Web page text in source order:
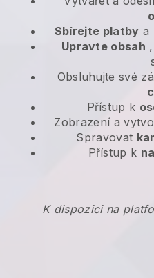
Sbírejte platby a
Upravte obsah
Obsluhujte své
Přístup k
Zobrazení a
Spravovat
Přístup k
K dispozici na